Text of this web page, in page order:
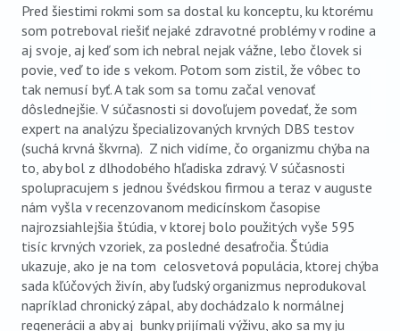
Pred šiestimi rokmi som sa dostal ku konceptu, ku ktorému
som potreboval riešiť nejaké zdravotné problémy v rodine a
aj svoje, aj keď som ich nebral nejak vážne, lebo človek si
povie, veď to ide s vekom. Potom som zistil, že vôbec to
tak nemusí byť. A tak som sa tomu začal venovať
dôslednejšie. V súčasnosti si dovoľujem povedať, že som
expert na analýzu špecializovaných krvných DBS testov
(suchá krvná škvrna). Z nich vidíme, čo organizmu chýba na
to, aby bol z dlhodobého hľadiska zdravý. V súčasnosti
spolupracujem s jednou švédskou firmou a teraz v auguste
nám vyšla v recenzovanom medicínskom časopise
najrozsiahlejšia štúdia, v ktorej bolo použitých vyše 595
tisíc krvných vzoriek, za posledné desaťročia. Štúdia
ukazuje, ako je na tom celosvetová populácia, ktorej chýba
sada kľúčových živín, aby ľudský organizmus neprodukoval
napríklad chronický zápal, aby dochádzalo k normálnej
regenerácii a aby aj bunky prijímali výživu, ako sa my ju